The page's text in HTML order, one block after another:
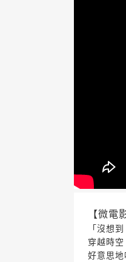
【微電
「沒想
穿越時
好意思